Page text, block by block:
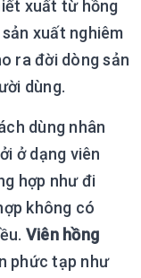
xuất từ hồng
xuất nghiêm
ra đời dòng sản
dùng.
dùng nhân
ở dạng viên
hợp như đi
không có
Viên hồng
phức tạp như